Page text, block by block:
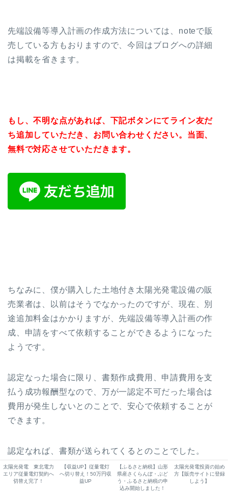
先端設備等導入計画の作成方法については、noteで販
売している方もおりますので、今回はブログへの詳細
は掲載を省きます。
もし、不明な点があれば、下記ボタンにてライン友だ
ち追加していただき、お問い合わせください。 当面、
無料で対応させていただきます。
ちなみに、僕が購入した土地付き太陽光発電設備の販
売業者は、以前はそうでなかったのですが、現在、別
途追加料金はかかりますが、先端設備等導入計画の作
成、申請をすべて依頼することができるようになった
ようです。
認定なった場合に限り、書類作成費用、申請費用を支
払う成功報酬型なので、万が一認定不可だった場合は
費用が発生しないとのことで、安心で依頼することが
できます。
認定なれば、書類が送られてくるとのことでした。
太陽光発電 東北電力
エリア従量電灯契約へ
切替え完了！
【収益UP】従量電灯
へ切り替え！50万円収
益UP
【ふるさと納税】山形
県産さくらんぼ・ぶど
う・ふるさと納税の申
込み開始しました！
太陽光発電投資の始め
方【販売サイトに登録
しよう】